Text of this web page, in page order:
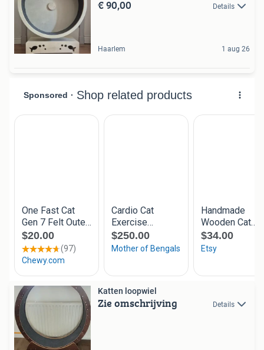
€ 90,00 Details
Haarlem 1 aug 26
Katten loopwiel
Zie omschrijving Details